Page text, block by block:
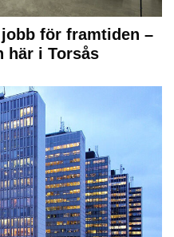
för framtiden –
här i Torsås